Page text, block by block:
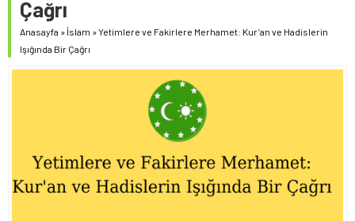
SAKIN ÇOĞUNLUK SİZİ ALDATMASIN
Sayının Değil, İmanın Gücü: Azın Çokluğa Üstünlüğü
Çağrı
Anasayfa » İslam »Yetimlere ve Fakirlere Merhamet: Kur’an ve Hadislerin
Işığında Bir Çağrı